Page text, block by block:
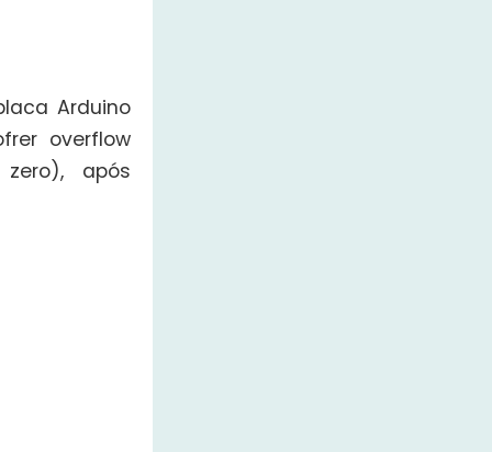
Arduino
overflow
após